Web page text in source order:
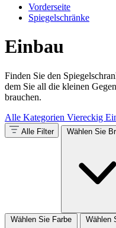
Vorderseite
Spiegelschränke
Einbau
Finden Sie den
dem Sie all die kleinen
brauchen.
Alle Kategorien Viereckig
Alle Filter Wählen Sie
Wählen Sie Farbe Wählen